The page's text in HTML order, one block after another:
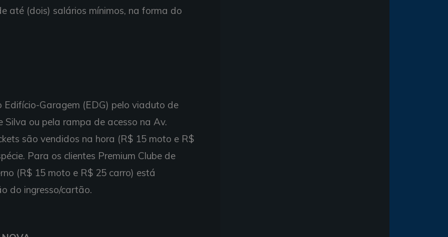
até (dois) salários mínimos, na forma do
Edifício-Garagem (EDG) pelo viaduto de
Silva ou pela rampa de acesso na Av.
são vendidos na hora (R$ 15 moto e R$
Para os clientes Premium Clube de
(R$ 15 moto e R$ 25 carro) está
do ingresso/cartão.